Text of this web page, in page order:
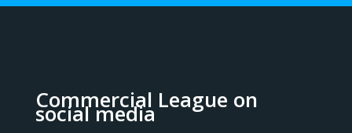
Commercial League on
social media